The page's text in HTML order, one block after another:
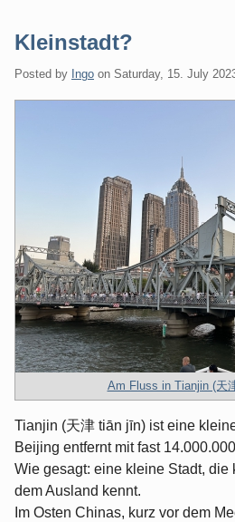
Kleinstadt?
Posted by Ingo on Saturday, 15. July
Am Fluss in Tianjin (天
Tianjin (天津 tiān jīn) ist eine
Beijing entfernt mit fast
Wie gesagt: eine kleine Stadt, die
dem Ausland kennt.
Im Osten Chinas, kurz vor dem